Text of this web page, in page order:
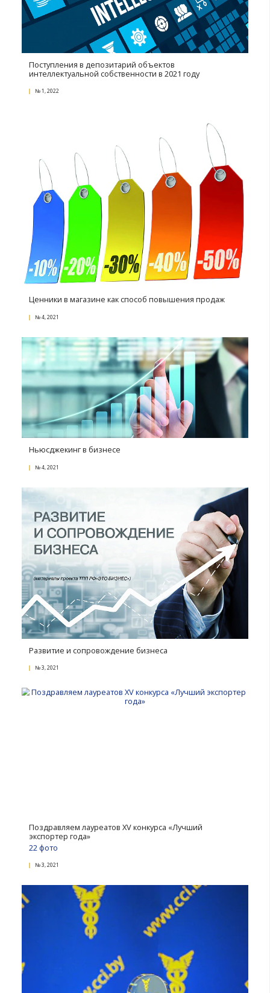
6 советов руководителю по созданию здоровой
атмосферы в коллективе
№ 2, 2022
Заседание Совета БелТПП. Главное
№ 2, 2022
Закон Парето в бизнесе
Как выходить на новые рынки: советы